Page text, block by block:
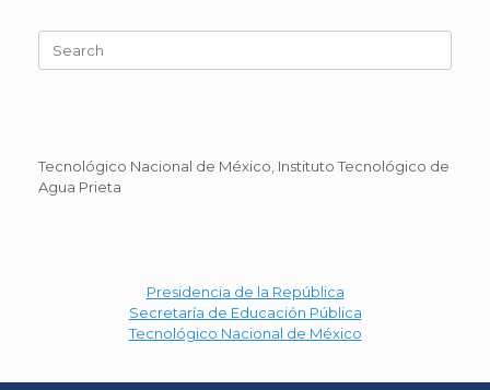
for:
Tecnológico Nacional de México, Instituto Tecnológico de
Agua Prieta
Presidencia de la República
Secretaría de Educación Pública
Tecnológico Nacional de México